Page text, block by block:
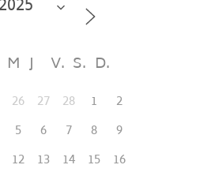
M MJ V S D
26 27 28 1
2
5 6 7 8
9
12 13 14 15
16